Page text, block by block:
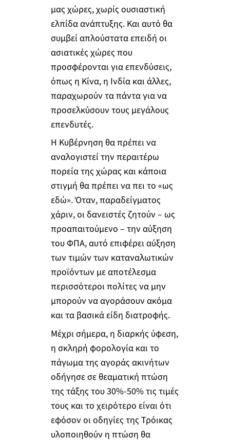
μας χώρες, χωρίς ουσιαστική
ελπίδα ανάπτυξης. Και αυτό θα
συμβεί απλούστατα επειδή οι
ασιατικές χώρες που
προσφέρονται για επενδύσεις,
όπως η Κίνα, η Ινδία και άλλες,
παραχωρούν τα πάντα για να
προσελκύσουν τους μεγάλους
επενδυτές.
Η Κυβέρνηση θα πρέπει να
αναλογιστεί την περαιτέρω
πορεία της χώρας και κάποια
στιγμή θα πρέπει να πει το «ως
εδώ». Όταν, παραδείγματος
χάριν, οι δανειστές ζητούν – ως
προαπαιτούμενο – την αύξηση
του ΦΠΑ, αυτό επιφέρει αύξηση
των τιμών των καταναλωτικών
προϊόντων με αποτέλεσμα
περισσότεροι πολίτες να μην
μπορούν να αγοράσουν ακόμα
και τα βασικά είδη διατροφής.
Μέχρι σήμερα, η διαρκής ύφεση,
η σκληρή φορολογία και το
πάγωμα της αγοράς ακινήτων
οδήγησε σε θεαματική πτώση
της τάξης του 30%-50% τις τιμές
τους και το χειρότερο είναι ότι
εφόσον οι οδηγίες της Τρόικας
υλοποιηθούν η πτώση θα